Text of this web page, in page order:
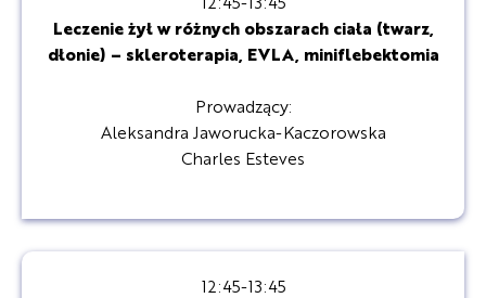
Leczenie żył w różnych obszarach ciała (twarz,
dłonie) – skleroterapia, EVLA, miniflebektomia
Prowadzący:
Aleksandra Jaworucka-Kaczorowska
Charles Esteves
12:45-13:45